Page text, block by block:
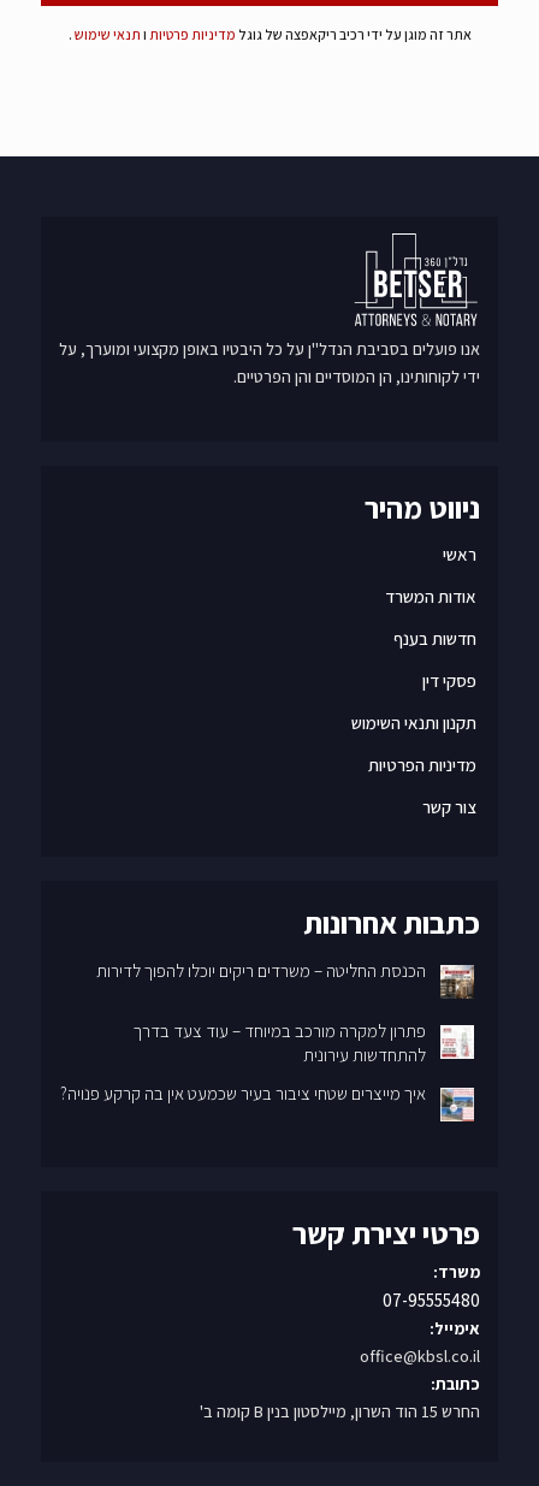
אתר זה מוגן על ידי רכיב ריקאפצה של גוגל מדיניות פרטיות ו תנאי שימוש .
אנו פועלים בסביבת הנדל"ן על כל היבטיו באופן מקצועי ומוערך, על
ידי לקוחותינו, הן המוסדיים והן הפרטיים.
ניווט מהיר
ראשי
אודות המשרד
חדשות בענף
פסקי דין
תקנון ותנאי השימוש
מדיניות הפרטיות
צור קשר
כתבות אחרונות
הכנסת החליטה – משרדים ריקים יוכלו להפוך לדירות
פתרון למקרה מורכב במיוחד – עוד צעד בדרך
להתחדשות עירונית
איך מייצרים שטחי ציבור בעיר שכמעט אין בה קרקע פנויה?
פרטי יצירת קשר
משרד:
07-95555480
אימייל:
office@kbsl.co.il
כתובת:
החרש 15 הוד השרון, מיילסטון בנין B קומה ב'